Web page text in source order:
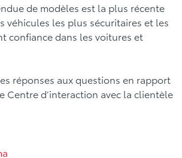
de modèles est la plus récente
véhicules les plus sécuritaires et les
confiance dans les voitures et
réponses aux questions en rapport
Centre d’interaction avec la clientèle